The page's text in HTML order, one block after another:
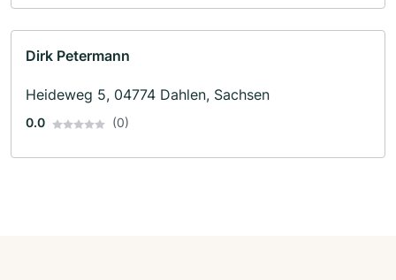
Dirk Petermann
Heideweg 5, 04774 Dahlen, Sachsen
0.0 (0)